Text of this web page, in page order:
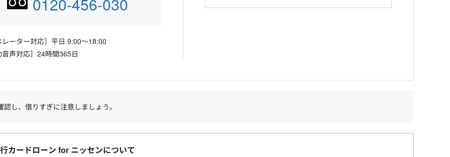
レーター対応］平日 9:00～18:00
声対応］24時間365日
認し、借りすぎに注意しましょう。
カードローン for ニッセンについて